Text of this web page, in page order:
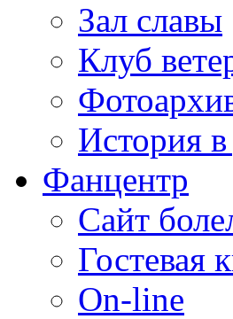
Зал славы
Клуб
История в
Фанцентр
Сайт
Гостевая
On-line